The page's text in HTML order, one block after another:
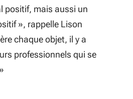
positif, mais aussi un
», rappelle Lison
chaque objet, il y a
professionnels qui se